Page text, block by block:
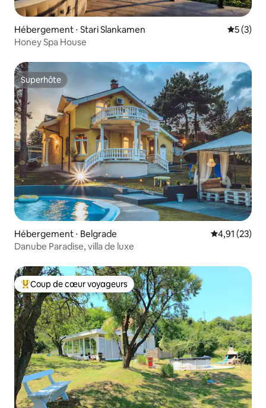
Hébergement ⋅ Stari Slankamen
5 (3)
Honey Spa House
Superhôte
Superhôte
Hébergement ⋅ Belgrade Évaluation
4,91 (23)
Danube Paradise, villa de luxe
Coups de cœur voyageurs les plus appréciés
Coup de cœur voyageurs